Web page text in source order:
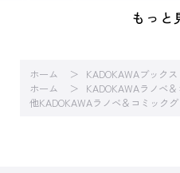
もっと
ホーム KADOKAWAブックス
ホーム
KADOKAWAラノベ
他KADOKAWAラノベ＆コミック